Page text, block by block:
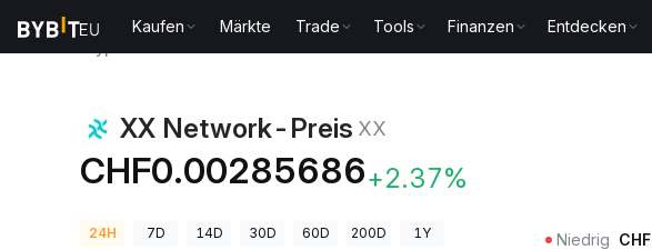
Kaufen Märkte Trade Tools Finanzen Entdecken
XX Network-Preis XX
CHF0.00285686+2.37%
24H 7D 14D 30D 60D 200D 1Y Niedrig CHF